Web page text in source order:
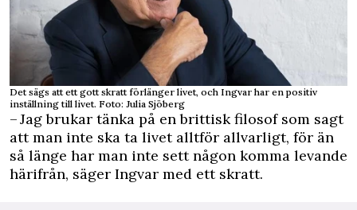
Det sägs att ett gott skratt förlänger livet, och Ingvar har en positiv
inställning till livet. Foto: Julia Sjöberg
– Jag brukar tänka på en brittisk filosof som sagt
att man inte ska ta livet alltför allvarligt, för än
så länge har man inte sett någon komma levande
härifrån, säger Ingvar med ett skratt.